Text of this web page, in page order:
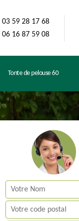
03 59 28 17 68
06 16 87 59 08
Tonte de pelouse 60